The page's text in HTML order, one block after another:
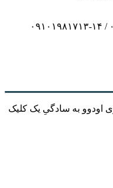
اودوو به سادگیِ یک کلیک